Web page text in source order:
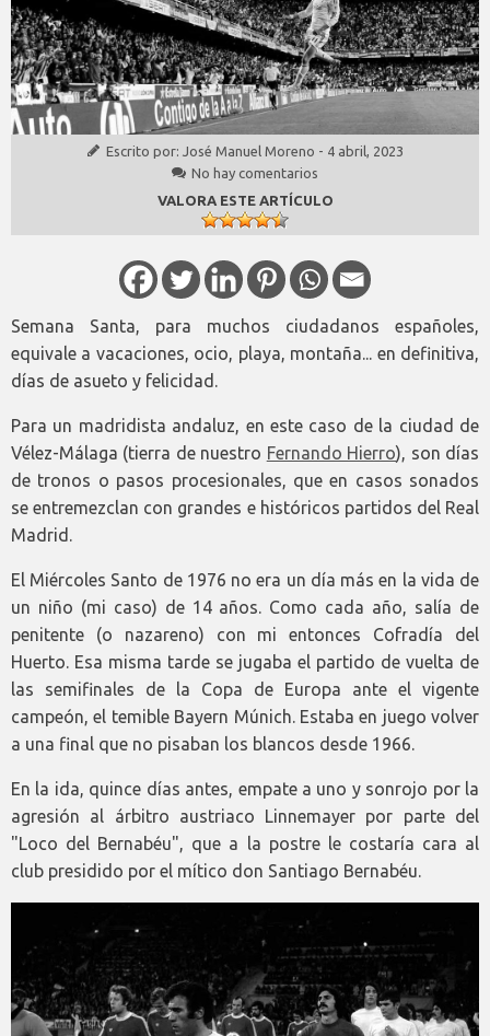
Escrito por: José Manuel Moreno - 4 abril, 2023
No hay comentarios
VALORA ESTE ARTÍCULO
Semana Santa, para muchos ciudadanos españoles,
equivale a vacaciones, ocio, playa, montaña... en definitiva,
días de asueto y felicidad.
Para un madridista andaluz, en este caso de la ciudad de
Vélez-Málaga (tierra de nuestro Fernando Hierro), son días
de tronos o pasos procesionales, que en casos sonados
se entremezclan con grandes e históricos partidos del Real
Madrid.
El Miércoles Santo de 1976 no era un día más en la vida de
un niño (mi caso) de 14 años. Como cada año, salía de
penitente (o nazareno) con mi entonces Cofradía del
Huerto. Esa misma tarde se jugaba el partido de vuelta de
las semifinales de la Copa de Europa ante el vigente
campeón, el temible Bayern Múnich. Estaba en juego volver
a una final que no pisaban los blancos desde 1966.
En la ida, quince días antes, empate a uno y sonrojo por la
agresión al árbitro austriaco Linnemayer por parte del
"Loco del Bernabéu", que a la postre le costaría cara al
club presidido por el mítico don Santiago Bernabéu.